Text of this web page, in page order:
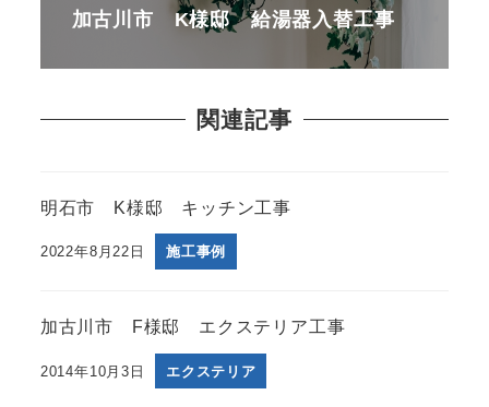
加古川市 K様邸 給湯器入替工事
関連記事
明石市 K様邸 キッチン工事
2022年8月22日 施工事例
加古川市 F様邸 エクステリア工事
2014年10月3日 エクステリア